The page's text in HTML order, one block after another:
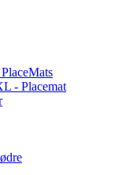
- Placemat